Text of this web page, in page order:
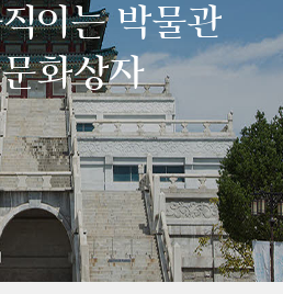
이는 박물관
화상자